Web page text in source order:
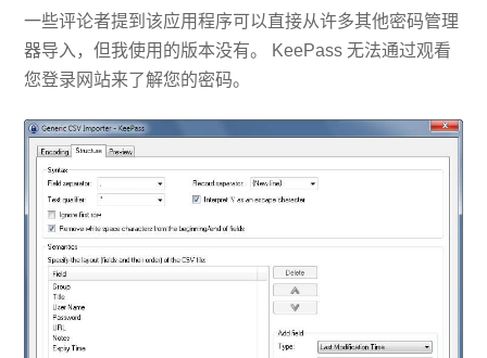
一些评论者提到该应用程序可以直接从许多其他密码管理
器导入，但我使用的版本没有。 KeePass 无法通过观看
您登录网站来了解您的密码。